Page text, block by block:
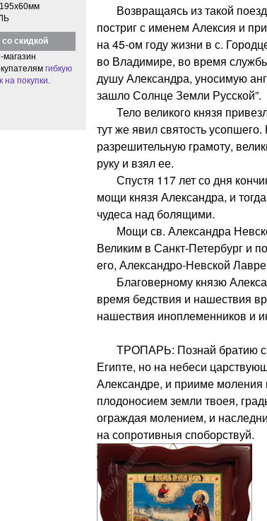
со скидкой
гибкую
на покупки
Возвращаясь из такой
постриг с именем Алексия и
на 45-ом году жизни в с.
во Владимире, во время
душу Александра, уносимую
зашло Солнце Земли Русской”.
Тело великого князя
тут же явил святость
разрешительную грамоту,
руку и взял ее.
Спустя 117 лет со дня
мощи князя Александра, и
чудеса над болящими.
Мощи св. Александра
Великим в Санкт-Петербург и
его, Александро-Невской
Благоверному князю
время бедствия и нашествия
нашествия иноплеменников и
ТРОПАРЬ: Познай братию
Египте, но на небеси
Александре, и прииме
плодоносием земли твоея,
ограждая молением, и
на сопротивныя споборствуй.